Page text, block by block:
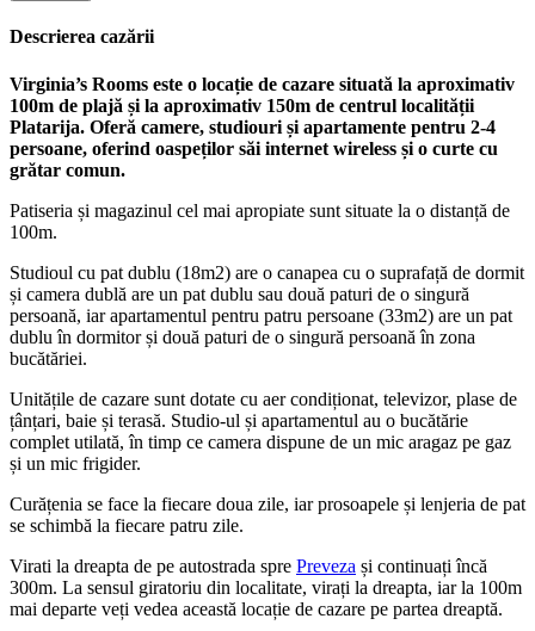
Descrierea cazării
Virginia’s Rooms este o locație de cazare situată la aproximativ
100m de plajă și la aproximativ 150m de centrul localității
Platarija. Oferă camere, studiouri și apartamente pentru 2-4
persoane, oferind oaspeților săi internet wireless și o curte cu
grătar comun.
Patiseria și magazinul cel mai apropiate sunt situate la o distanță de
100m.
Studioul cu pat dublu (18m2) are o canapea cu o suprafață de dormit
și camera dublă are un pat dublu sau două paturi de o singură
persoană, iar apartamentul pentru patru persoane (33m2) are un pat
dublu în dormitor și două paturi de o singură persoană în zona
bucătăriei.
Unitățile de cazare sunt dotate cu aer condiționat, televizor, plase de
țânțari, baie și terasă. Studio-ul și apartamentul au o bucătărie
complet utilată, în timp ce camera dispune de un mic aragaz pe gaz
și un mic frigider.
Curățenia se face la fiecare doua zile, iar prosoapele și lenjeria de pat
se schimbă la fiecare patru zile.
Virati la dreapta de pe autostrada spre Preveza și continuați încă
300m. La sensul giratoriu din localitate, virați la dreapta, iar la 100m
mai departe veți vedea această locație de cazare pe partea dreaptă.